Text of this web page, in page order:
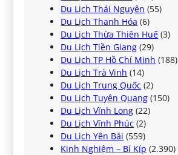
Du Lịch Thái Nguyên (55)
Du Lịch Thanh Hóa (6)
Du Lịch Thừa Thiên Huế (3)
Du Lịch Tiền Giang (29)
Du Lịch TP Hồ Chí Minh (188)
Du Lịch Trà Vinh (14)
Du Lịch Trung Quốc (2)
Du Lịch Tuyên Quang (150)
Du Lịch Vĩnh Long (22)
Du Lịch Vĩnh Phúc (2)
Du Lịch Yên Bái (559)
Kinh Nghiệm – Bí Kíp (2.390)